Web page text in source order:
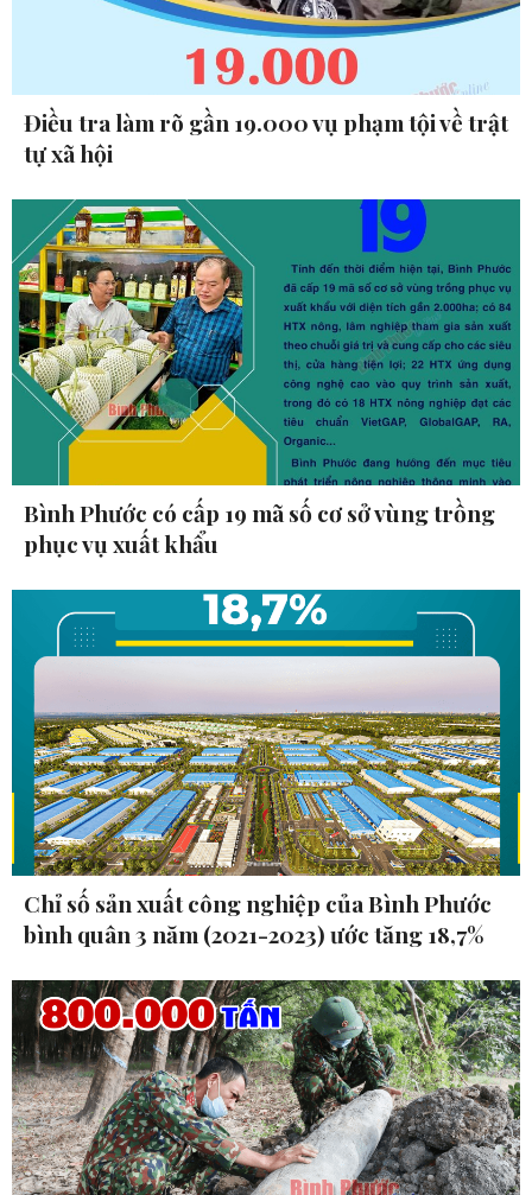
Điều tra làm rõ gần 19.000 vụ phạm tội về trật
tự xã hội
Bình Phước có cấp 19 mã số cơ sở vùng trồng
phục vụ xuất khẩu
Chỉ số sản xuất công nghiệp của Bình Phước
bình quân 3 năm (2021-2023) ước tăng 18,7%